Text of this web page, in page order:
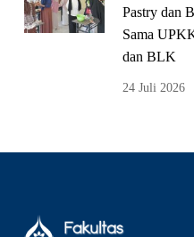
Pastry dan
Sama
dan BLK
24 Juli 2026